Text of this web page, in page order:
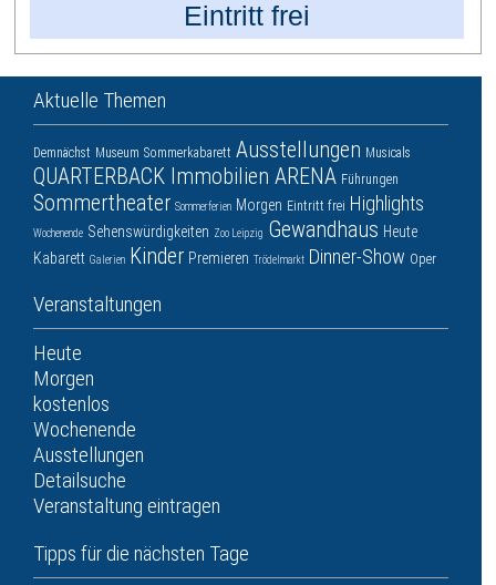
Eintritt frei
Aktuelle Themen
Demnächst Museum Sommerkabarett Ausstellungen Musicals
QUARTERBACK Immobilien ARENA Führungen
Sommertheater Sommerferien Morgen Eintritt frei Highlights
Wochenende Sehenswürdigkeiten Zoo Leipzig Gewandhaus Heute
Kabarett Galerien Kinder Premieren Trödelmarkt Dinner-Show Oper
Veranstaltungen
Heute
Morgen
kostenlos
Wochenende
Ausstellungen
Detailsuche
Veranstaltung eintragen
Tipps für die nächsten Tage